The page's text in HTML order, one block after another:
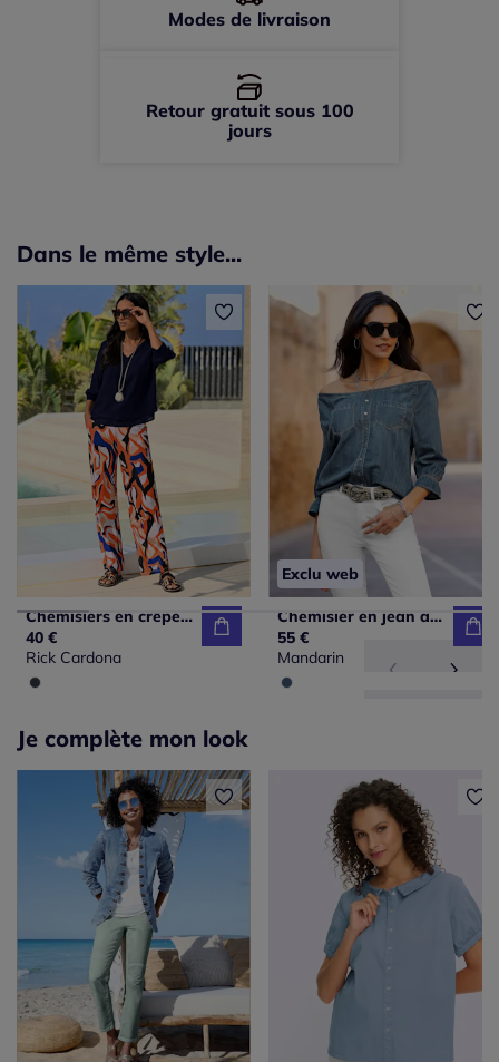
Modes de livraison
Retour gratuit sous 100
jours
Dans le même style...
Chemisiers en crêpe léger à manches transparentes extensibles
40 €
Rick Cardona
Exclu web
Chemisier en jean avec encolure Carmen et manches 3/4 volantes
55 €
Mandarin
Je complète mon look